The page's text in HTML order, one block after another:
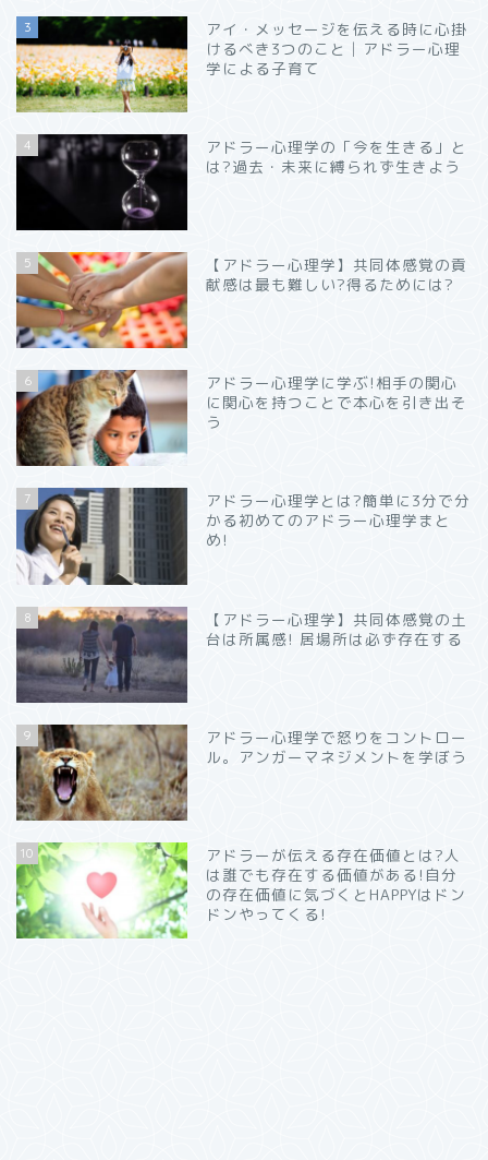
3
アイ・メッセージを伝える時に心掛
けるべき3つのこと│アドラー心理
学による子育て
4
アドラー心理学の「今を生きる」と
は?過去・未来に縛られず生きよう
5
【アドラー心理学】共同体感覚の貢
献感は最も難しい?得るためには?
6
アドラー心理学に学ぶ!相手の関心
に関心を持つことで本心を引き出そ
う
7
アドラー心理学とは?簡単に3分で分
かる初めてのアドラー心理学まと
め!
8
【アドラー心理学】共同体感覚の土
台は所属感! 居場所は必ず存在する
9
アドラー心理学で怒りをコントロー
ル。アンガーマネジメントを学ぼう
10
アドラーが伝える存在価値とは?人
は誰でも存在する価値がある!自分
の存在価値に気づくとHAPPYはドン
ドンやってくる!